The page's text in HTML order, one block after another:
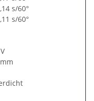
s/60°
s/60°